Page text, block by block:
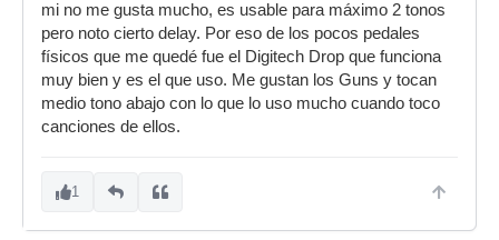
mi no me gusta mucho, es usable para máximo 2 tonos
pero noto cierto delay. Por eso de los pocos pedales
físicos que me quedé fue el Digitech Drop que funciona
muy bien y es el que uso. Me gustan los Guns y tocan
medio tono abajo con lo que lo uso mucho cuando toco
canciones de ellos.
1